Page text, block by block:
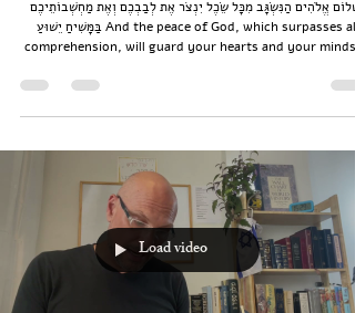
וּשְׁלוֹם אֱלֹהִים הַנִּשְׂגָּב מִכָּל שֵׂכֶל יִנְצֺר אֶת לְבַבְכֶם וְאֶת מַחְשְׁבוֹתֵיכֶם
בַּמָּשִׁיחַ יֵשׁוּעַ And the peace of God, which surpasses all
comprehension, will guard your hearts and your minds
νου, θα διαφυλάξει τις καρδιές σας και τα διανοήματά
Load video